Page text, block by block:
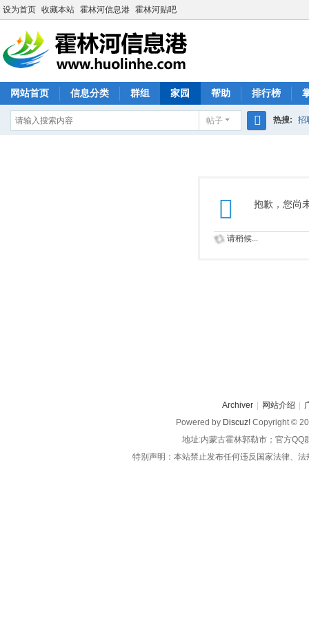
设为首页 收藏本站 霍林河信息港 霍林河贴吧
网站首页 信息分类 群组 家园 帮助 排行榜
帖子 热搜: 招
抱歉，您尚
请稍候...
Archiver 网站介绍
Powered by Discuz! Copyright ©
地址:内蒙古霍林郭勒市；官方QQ
特别声明：本站禁止发布任何违反国家法律、